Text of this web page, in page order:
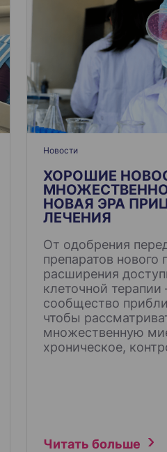
Новости
ХОРОШИЕ
НОВАЯ ЭРА
ЛЕЧЕНИЯ
От одобрения
препаратов нового
расширения
клеточной
сообщество
чтобы
множественную
хроническое,
Читать больше